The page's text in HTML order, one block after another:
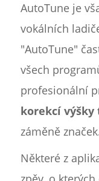
AutoTune je
vokálních
"AutoTune"
všech
profesionální
korekcí výšky
záměně
Některé z